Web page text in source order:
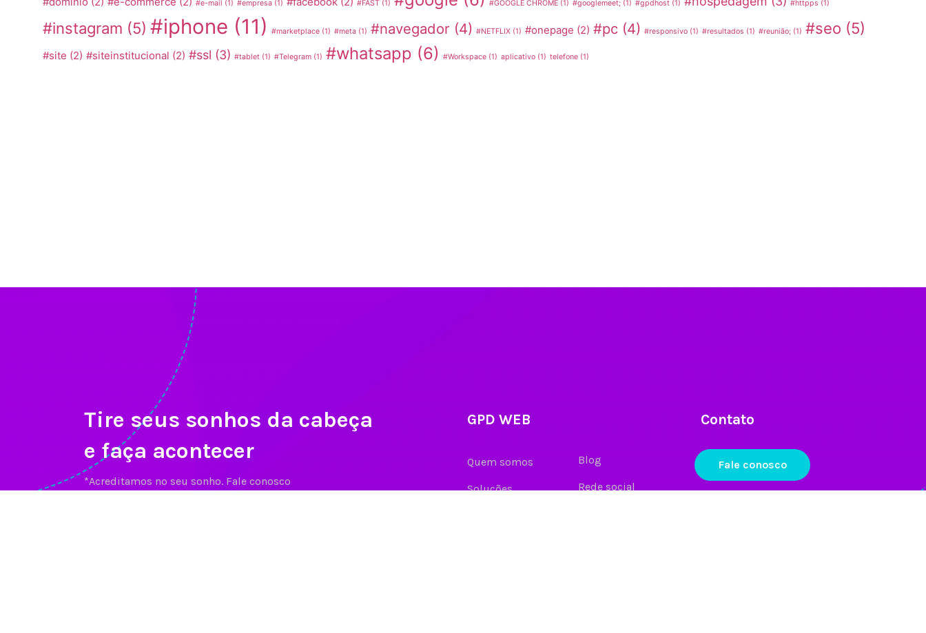
#e-mail (1) #empresa (1) #FAST (1) #GOOGLE CHROME (1) #googlemeet; (1) #gpdhost (1) #httpps (1)
#instagram (5) #iphone (11) #marketplace (1) #meta (1) #navegador (4) #NETFLIX (1) #onepage (2) #pc (4) #responsivo (1) #resultados (1) #reunião; (1) #seo (5)
#site (2) #siteinstitucional (2) #ssl (3) #tablet (1) #Telegram (1) #whatsapp (6) #Workspace (1) aplicativo (1) telefone (1)
Tire seus sonhos da cabeça
e faça acontecer
*Acreditamos no seu sonho. Fale conosco
GPD WEB
Quem somos
Soluções
Blog
Rede social
Contato
Fale conosco